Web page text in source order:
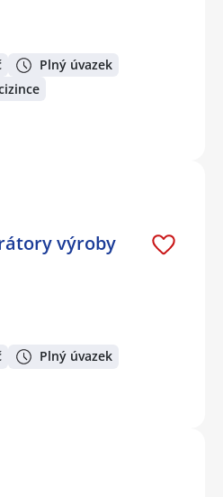
Plný úvazek
výroby
Plný úvazek